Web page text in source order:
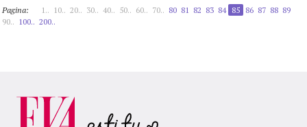
Pagina: 1.. 10.. 20.. 30.. 40.. 50.. 60.. 70.. 80 81 82 83 84 85 86 87 88 89
90.. 100.. 200..